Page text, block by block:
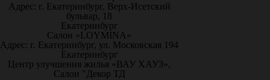
Адрес: г. Екатеринбург, Верх-Исетский
бульвар, 18
Екатеринбург
Салон «LOYMINA»
Адрес: г. Екатеринбург, ул. Московская 194
Екатеринбург
Центр улучшения жилья «ВАУ ХАУЗ»,
Салон "Декор ТД